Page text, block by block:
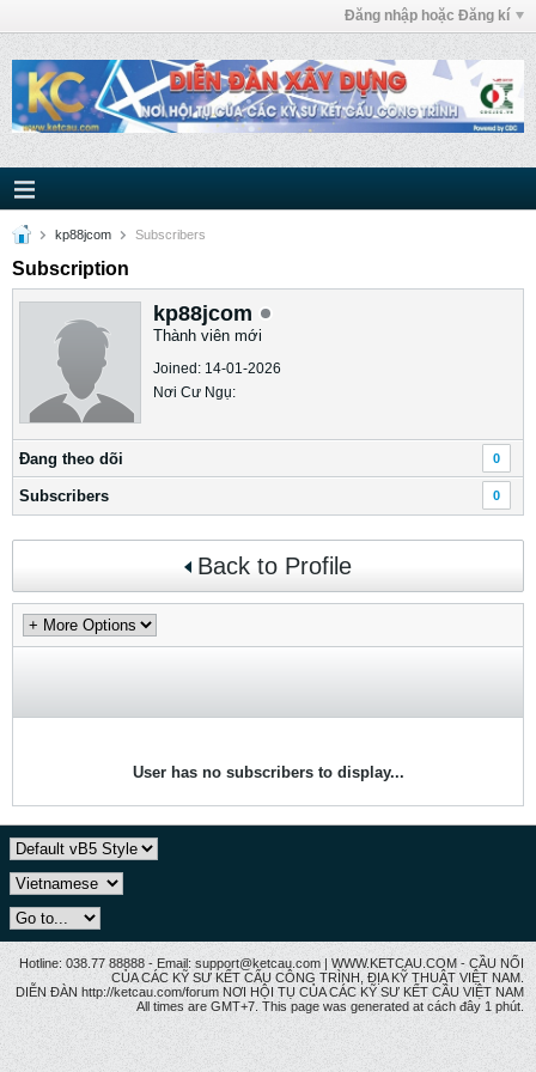
Đăng nhập hoặc Đăng kí
kp88jcom Subscribers
Subscription
kp88jcom
Thành viên mới
Joined: 14-01-2026
Nơi Cư Ngụ:
Ðang theo dõi 0
Subscribers 0
Back to Profile
User has no subscribers to display...
Hotline: 038.77 88888 - Email: support@ketcau.com | WWW.KETCAU.COM - CẦU NỐI
CỦA CÁC KỸ SƯ KẾT CẤU CÔNG TRÌNH, ĐỊA KỸ THUẬT VIỆT NAM.
DIỄN ĐÀN http://ketcau.com/forum NƠI HỘI TỤ CỦA CÁC KỸ SƯ KẾT CÂU VIỆT NAM
All times are GMT+7. This page was generated at cách đây 1 phút.